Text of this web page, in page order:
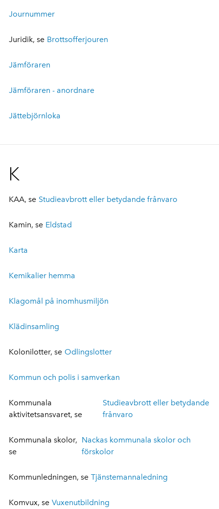
Journummer
Juridik, se Brottsofferjouren
Jämföraren
Jämföraren - anordnare
Jättebjörnloka
K
KAA, se Studieavbrott eller betydande frånvaro
Kamin, se Eldstad
Karta
Kemikalier hemma
Klagomål på inomhusmiljön
Klädinsamling
Kolonilotter, se Odlingslotter
Kommun och polis i samverkan
Kommunala
aktivitetsansvaret, se
Studieavbrott eller betydande
frånvaro
Kommunala skolor,
se
Nackas kommunala skolor och
förskolor
Kommunledningen, se Tjänstemannaledning
Komvux, se Vuxenutbildning